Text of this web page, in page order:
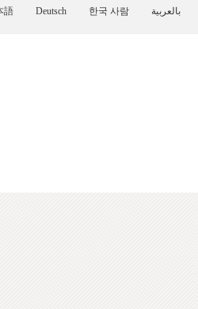
語 Deutsch 한국 사람 بالعربية